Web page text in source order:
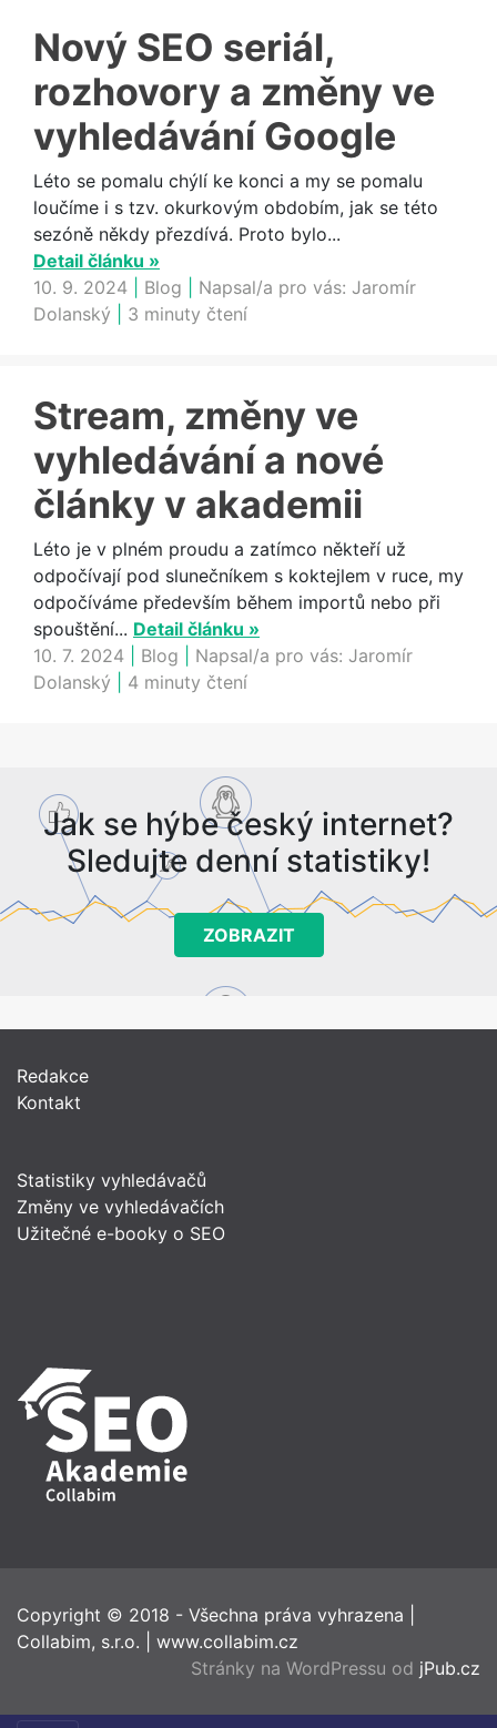
Nový SEO seriál,
rozhovory a změny ve
vyhledávání Google
Léto se pomalu chýlí ke konci a my se pomalu
loučíme i s tzv. okurkovým obdobím, jak se této
sezóně někdy přezdívá. Proto bylo...
Detail článku »
10. 9. 2024
Blog Napsal/a pro vás: Jaromír
Dolanský
3 minuty čtení
Stream, změny ve
vyhledávání a nové
články v akademii
Léto je v plném proudu a zatímco někteří už
odpočívají pod slunečníkem s koktejlem v ruce, my
odpočíváme především během importů nebo při
spouštění... Detail článku »
10. 7. 2024
Blog Napsal/a pro vás: Jaromír
Dolanský
4 minuty čtení
Jak se hýbe český internet?
Sledujte denní statistiky!
ZOBRAZIT
Redakce
Kontakt
Statistiky vyhledávačů
Změny ve vyhledávačích
Užitečné e-booky o SEO
Copyright © 2018 - Všechna práva vyhrazena
Collabim, s.r.o.
www.collabim.cz
Stránky na WordPressu od jPub.cz